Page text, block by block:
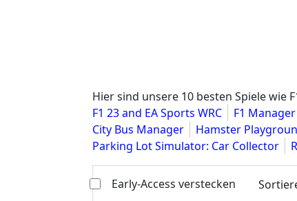
Hier sind unsere 10 besten Spiele wie
F1 23 and EA Sports WRC
F1
City Bus Manager
Hamster
Parking Lot Simulator: Car Collector
Early-Access verstecken